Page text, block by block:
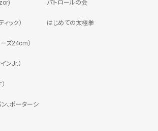
ック）
ズ24cm）
ンJr.）
、ポーターシ
パトロールの会
はじめての太極拳